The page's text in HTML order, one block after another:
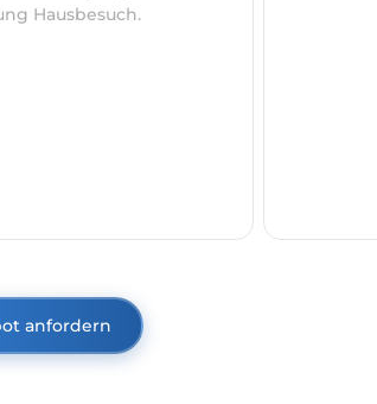
Hausbesuch.
anfordern